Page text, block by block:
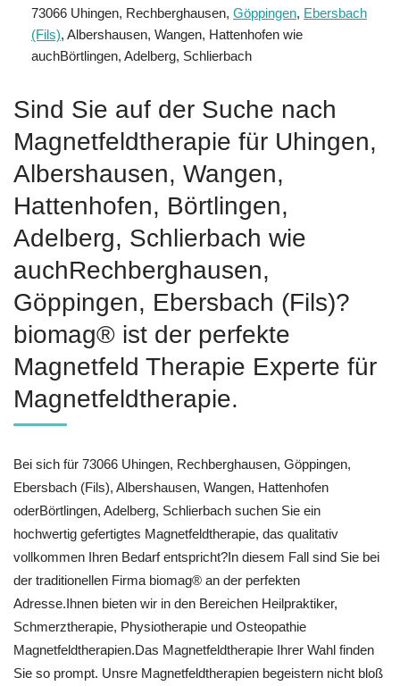
73066 Uhingen, Rechberghausen, Göppingen, Ebersbach
(Fils), Albershausen, Wangen, Hattenhofen wie
auchBörtlingen, Adelberg, Schlierbach
Sind Sie auf der Suche nach
Magnetfeldtherapie für Uhingen,
Albershausen, Wangen,
Hattenhofen, Börtlingen,
Adelberg, Schlierbach wie
auchRechberghausen,
Göppingen, Ebersbach (Fils)?
biomag® ist der perfekte
Magnetfeld Therapie Experte für
Magnetfeldtherapie.
Bei sich für 73066 Uhingen, Rechberghausen, Göppingen,
Ebersbach (Fils), Albershausen, Wangen, Hattenhofen
oderBörtlingen, Adelberg, Schlierbach suchen Sie ein
hochwertig gefertigtes Magnetfeldtherapie, das qualitativ
vollkommen Ihren Bedarf entspricht?In diesem Fall sind Sie bei
der traditionellen Firma biomag® an der perfekten
Adresse.Ihnen bieten wir in den Bereichen Heilpraktiker,
Schmerztherapie, Physiotherapie und Osteopathie
Magnetfeldtherapien.Das Magnetfeldtherapie Ihrer Wahl finden
Sie so prompt. Unsre Magnetfeldtherapien begeistern nicht bloß